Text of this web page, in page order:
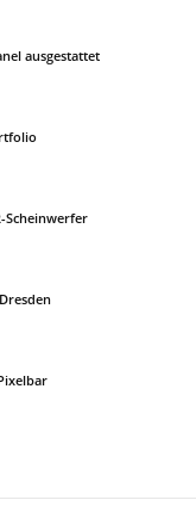
ausgestattet
Scheinwerfer